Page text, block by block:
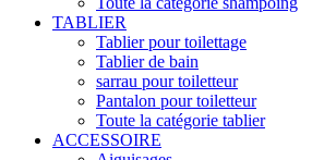
TABLIER
Tablier pour toilettage
Tablier de bain
sarrau pour toiletteur
Pantalon pour toiletteur
Toute la catégorie tablier
ACCESSOIRE